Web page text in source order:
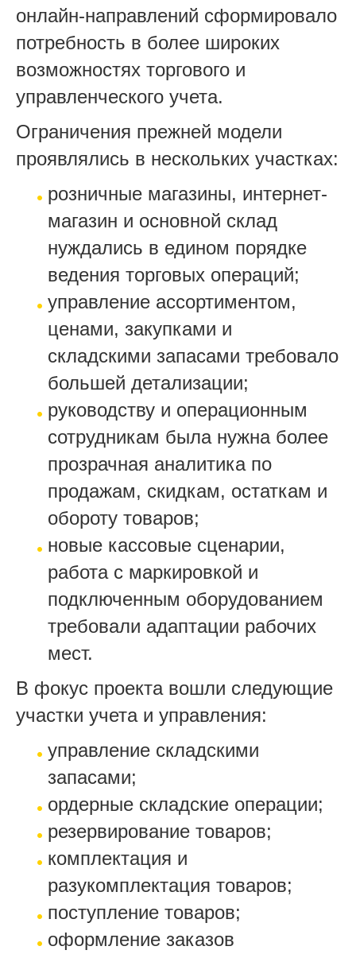
онлайн-направлений сформировало
потребность в более широких
возможностях торгового и
управленческого учета.
Ограничения прежней модели
проявлялись в нескольких участках:
розничные магазины, интернет-
магазин и основной склад
нуждались в едином порядке
ведения торговых операций;
управление ассортиментом,
ценами, закупками и
складскими запасами требовало
большей детализации;
руководству и операционным
сотрудникам была нужна более
прозрачная аналитика по
продажам, скидкам, остаткам и
обороту товаров;
новые кассовые сценарии,
работа с маркировкой и
подключенным оборудованием
требовали адаптации рабочих
мест.
В фокус проекта вошли следующие
участки учета и управления:
управление складскими
запасами;
ордерные складские операции;
резервирование товаров;
комплектация и
разукомплектация товаров;
поступление товаров;
оформление заказов